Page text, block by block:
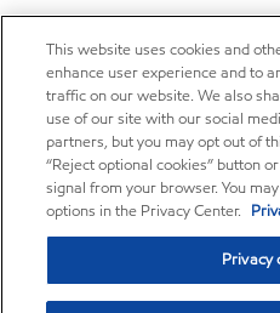
This website uses cookies and
enhance user experience and to
traffic on our website. We also
use of our site with our social
partners, but you may opt out of
“Reject optional cookies” button
signal from your browser. You
options in the Privacy Center.
Privacy